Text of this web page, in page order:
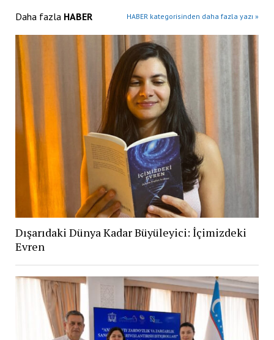
Daha fazla HABER HABER kategorisinden daha fazla yazı »
Dışarıdaki Dünya Kadar Büyüleyici: İçimizdeki
Evren